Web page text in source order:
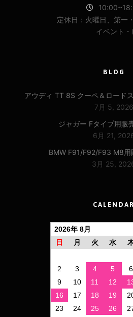
定休日：火曜日、第一
イベント・レ
BLOG
アウディ TT 8S クーペ＆ロード
7月 5, 2026
ジャガー Fタイプ用販
6月 21,
BMW F91/F92/F93 M8用
3月 25,
CALENDAR
2026年 8月
日
月 火 水
2
3 4 5 6
9
10 11 12
16
17 18 19
23
24 25 26